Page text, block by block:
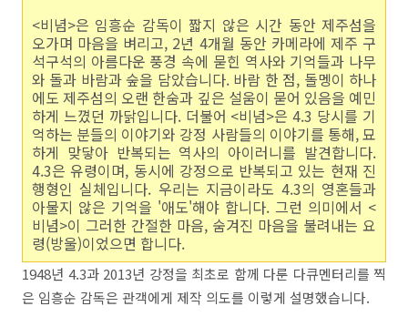
<비념>은 임흥순 감독이 짧지 않은 시간 동안 제주섬을
오가며 마음을 벼리고, 2년 4개월 동안 카메라에 제주 구
석구석의 아름다운 풍경 속에 묻힌 역사와 기억들과 나무
와 돌과 바람과 숲을 담았습니다. 바람 한 점, 돌멩이 하나
에도 제주섬의 오랜 한숨과 깊은 설움이 묻어 있음을 예민
하게 느꼈던 까닭입니다. 더불어 <비념>은 4.3 당시를 기
억하는 분들의 이야기와 강정 사람들의 이야기를 통해, 묘
하게 맞닿아 반복되는 역사의 아이러니를 발견합니다.
4.3은 유령이며, 동시에 강정으로 반복되고 있는 현재 진
행형인 실체입니다. 우리는 지금이라도 4.3의 영혼들과
아물지 않은 기억을 '애도'해야 합니다. 그런 의미에서 <
비념>이 그러한 간절한 마음, 숨겨진 마음을 불려내는 요
령(방울)이었으면 합니다.
1948년 4.3과 2013년 강정을 최초로 함께 다룬 다큐멘터리를 찍
은 임흥순 감독은 관객에게 제작 의도를 이렇게 설명했습니다.